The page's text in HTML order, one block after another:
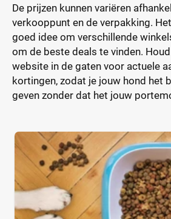
De prijzen kunnen variëren
verkooppunt en de verpakking.
goed idee om verschillende
om de beste deals te vinden.
website in de gaten voor actuele
kortingen, zodat je jouw hond het
geven zonder dat het jouw